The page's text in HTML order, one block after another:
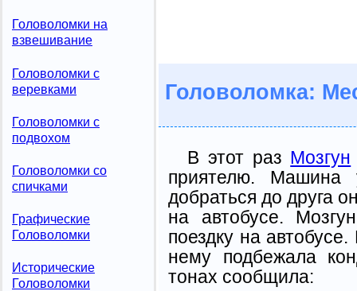
Головоломки на
взвешивание
Головоломки с
веревками
Головоломки с
подвохом
Головоломки со
спичками
Графические
Головоломки
Исторические
Головоломки
Головоломка:
В этот раз Мозгун
приятелю. Машина
добраться до друга
на автобусе.
поездку на
нему подбежала
тонах сообщила: